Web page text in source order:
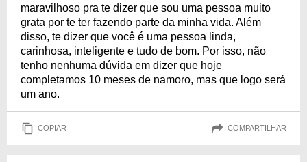
maravilhoso pra te dizer que sou uma pessoa muito
grata por te ter fazendo parte da minha vida. Além
disso, te dizer que você é uma pessoa linda,
carinhosa, inteligente e tudo de bom. Por isso, não
tenho nenhuma dúvida em dizer que hoje
completamos 10 meses de namoro, mas que logo será
um ano.
COPIAR COMPARTILHAR